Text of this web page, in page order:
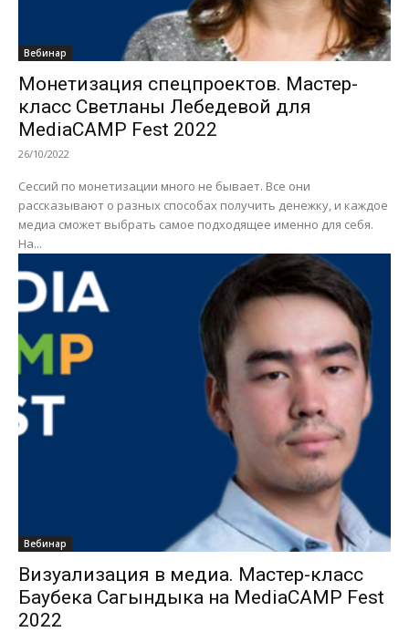
Вебинар
Монетизация спецпроектов. Мастер-
класс Светланы Лебедевой для
MediaCAMP Fest 2022
26/10/2022
Сессий по монетизации много не бывает. Все они
рассказывают о разных способах получить денежку, и каждое
медиа сможет выбрать самое подходящее именно для себя.
На...
Вебинар
Визуализация в медиа. Мастер-класс
Баубека Сагындыка на MediaCAMP Fest
2022